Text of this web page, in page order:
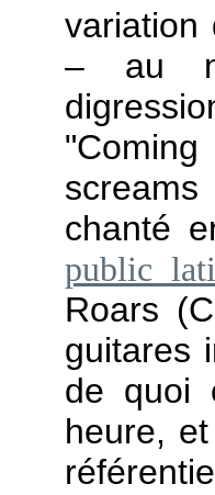
variation
– au
chanté
public
Roars
guitares
de quoi
heure,